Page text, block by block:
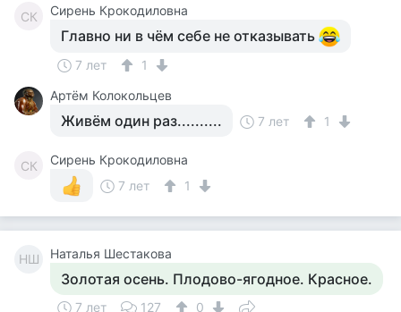
СК Сирень Крокодиловна
Главно ни в чём себе не отказывать
7 лет
1
Артём Колокольцев
Живём один раз.......... 7 лет 1
СК
Сирень Крокодиловна
7 лет
1
НШ Наталья Шестакова
Золотая осень. Плодово-ягодное. Красное.
7 лет 127
0